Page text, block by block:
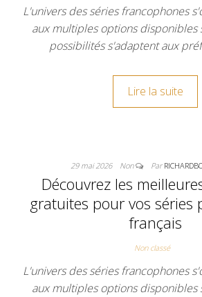
L'univers des séries francophones
aux multiples options disponibles
possibilités s'adaptent aux
Lire la suite
29 mai 2026 Non Par
Découvrez les
gratuites pour vos séries
français
Non classé
L'univers des séries francophones
aux multiples options disponibles